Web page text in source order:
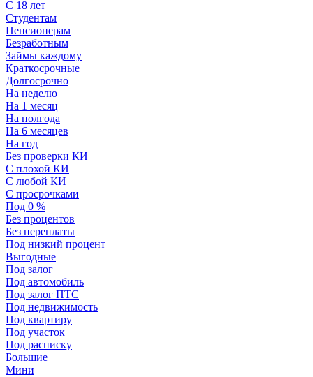
С 18 лет
Студентам
Пенсионерам
Безработным
Займы каждому
Краткосрочные
Долгосрочно
На неделю
На 1 месяц
На полгода
На 6 месяцев
На год
Без проверки КИ
С плохой КИ
С любой КИ
С просрочками
Под 0 %
Без процентов
Без переплаты
Под низкий процент
Выгодные
Под залог
Под автомобиль
Под залог ПТС
Под недвижимость
Под квартиру
Под участок
Под расписку
Большие
Мини